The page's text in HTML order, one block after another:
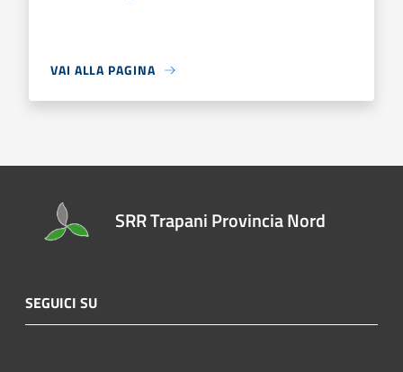
VAI ALLA PAGINA
SRR Trapani Provincia Nord
SEGUICI SU